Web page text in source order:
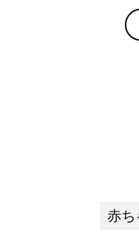
赤